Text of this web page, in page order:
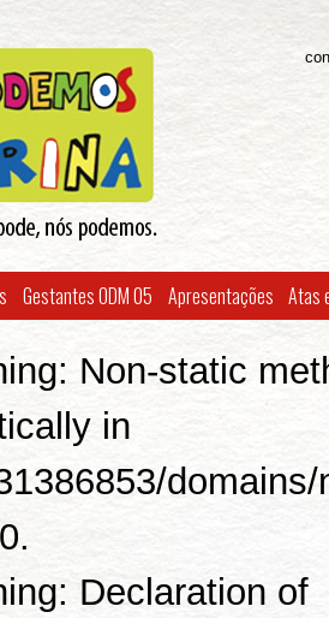
Gestantes ODM 05 Apresentações Atas
Non-static
in
Declaration of